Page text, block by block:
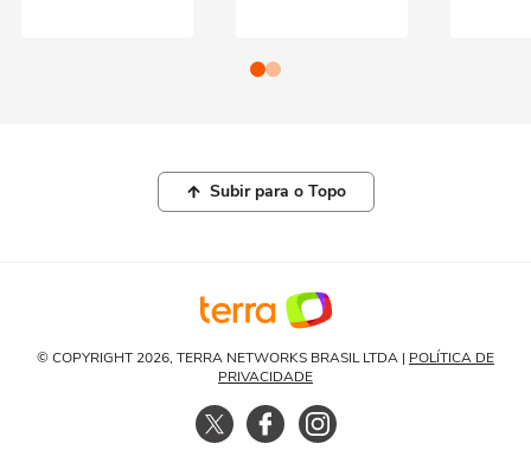
Subir para o Topo
© COPYRIGHT 2026, TERRA NETWORKS BRASIL LTDA | POLÍTICA DE
PRIVACIDADE